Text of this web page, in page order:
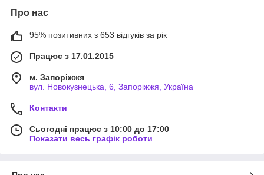
Про нас
95% позитивних з 653 відгуків за рік
Працює з 17.01.2015
м. Запоріжжя
вул. Новокузнецька, 6, Запоріжжя, Україна
Контакти
Сьогодні працює з 10:00 до 17:00
Показати весь графік роботи